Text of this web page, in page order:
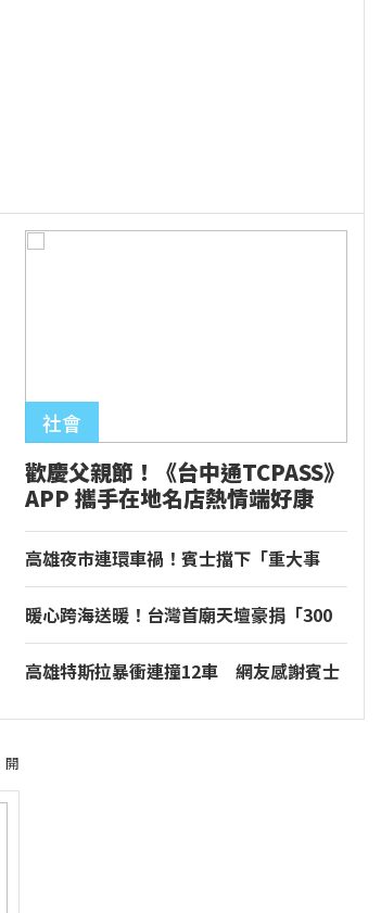
歡慶父親節！《台中通TCPASS》
APP 攜手在地名店熱情端好康
高雄夜市連環車禍！賓士擋下「重大事
暖心跨海送暖！台灣首廟天壇豪捐「300
高雄特斯拉暴衝連撞12車 網友感謝賓士
開